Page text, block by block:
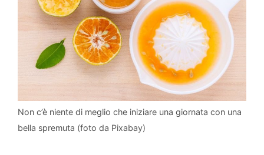
Non c’è niente di meglio che iniziare una giornata con una
bella spremuta (foto da Pixabay)